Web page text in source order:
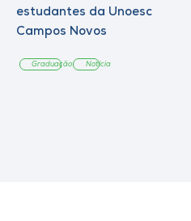
estudantes da Unoesc
Campos Novos
Graduação Notícia